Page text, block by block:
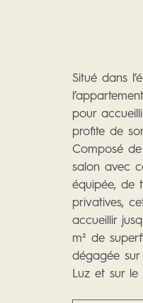
Situé dans
pour
profite de
Composé
salon avec
équipée, de
privatives,
accueillir
m² de
dégagée
Luz et sur le